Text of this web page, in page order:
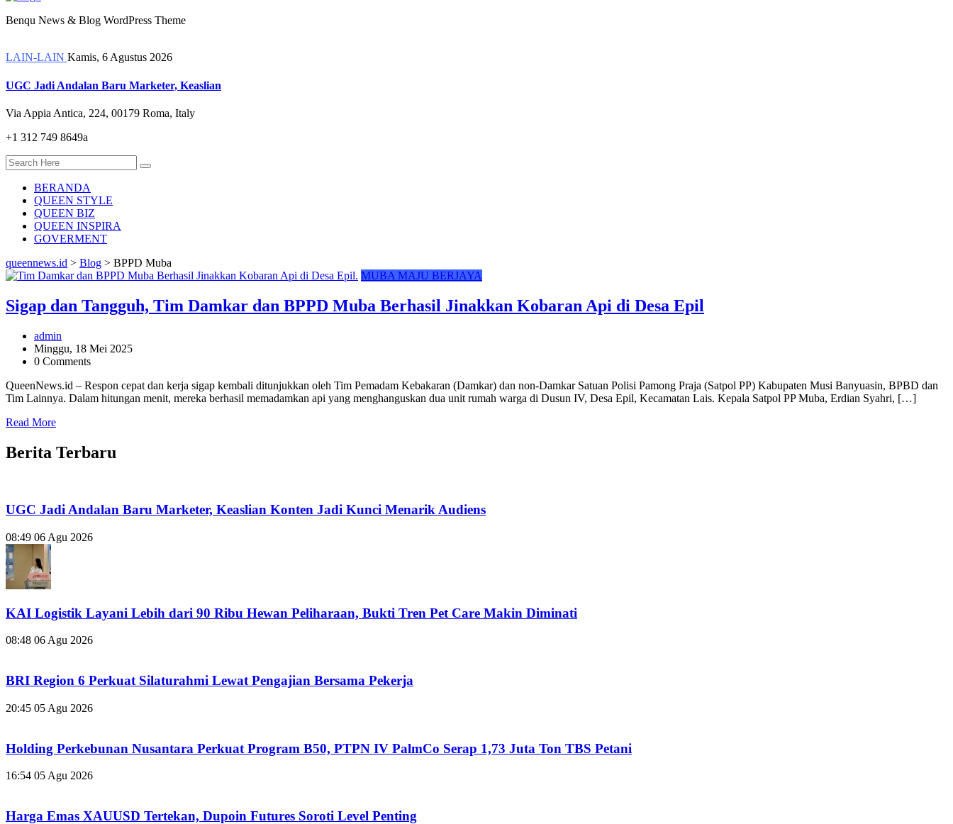
Benqu News & Blog WordPress Theme
LAIN-LAIN Kamis, 6 Agustus 2026
UGC Jadi Andalan Baru Marketer, Keaslian
Via Appia Antica, 224, 00179 Roma, Italy
+1 312 749 8649a
BERANDA
QUEEN STYLE
QUEEN BIZ
QUEEN INSPIRA
GOVERMENT
queennews.id > Blog > BPPD Muba
MUBA MAJU BERJAYA
Sigap dan Tangguh, Tim Damkar dan BPPD Muba Berhasil Jinakkan Kobaran Api di Desa Epil
admin
Minggu, 18 Mei 2025
0 Comments
QueenNews.id – Respon cepat dan kerja sigap kembali ditunjukkan oleh Tim Pemadam Kebakaran (Damkar) dan non-Damkar Satuan Polisi Pamong Praja (Satpol PP) Kabupaten Musi Banyuasin, BPBD dan
Tim Lainnya. Dalam hitungan menit, mereka berhasil memadamkan api yang menghanguskan dua unit rumah warga di Dusun IV, Desa Epil, Kecamatan Lais. Kepala Satpol PP Muba, Erdian Syahri, […]
Read More
Berita Terbaru
UGC Jadi Andalan Baru Marketer, Keaslian Konten Jadi Kunci Menarik Audiens
08:49 06 Agu 2026
KAI Logistik Layani Lebih dari 90 Ribu Hewan Peliharaan, Bukti Tren Pet Care Makin Diminati
08:48 06 Agu 2026
BRI Region 6 Perkuat Silaturahmi Lewat Pengajian Bersama Pekerja
20:45 05 Agu 2026
Holding Perkebunan Nusantara Perkuat Program B50, PTPN IV PalmCo Serap 1,73 Juta Ton TBS Petani
16:54 05 Agu 2026
Harga Emas XAUUSD Tertekan, Dupoin Futures Soroti Level Penting